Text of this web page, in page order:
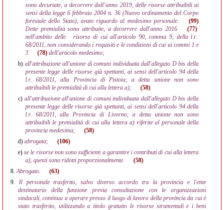
sono decurtate, a decorrere dall’anno 2019, delle risorse attribuibili ai
sensi della legge 6 febbraio 2004 n. 36 (Nuovo ordinamento del Corpo
forestale dello Stato), avuto riguardo al medesimo personale.
(99)
Dette premialità sono attribuite, a decorrere dall'anno 2016
(77)
nell'ambito delle
risorse di cui all'articolo 90, comma 9, della l.r.
68/2011, non considerando i requisiti e le condizioni di cui ai commi 1 e
3
(78) dell'articolo medesimo;
b) all'attribuzione all'unione di comuni individuata dall'allegato D bis della
presente legge delle risorse già spettanti, ai sensi dell'articolo 94 della
l.r. 68/2011, alla Provincia di Pistoia; a detta unione non sono
attribuibili le premialità di cui alla lettera a);
(58)
c) all'attribuzione all'unione di comuni individuata dall'allegato D bis della
presente legge delle risorse già spettanti, ai sensi dell'articolo 94 della
l.r. 68/2011, alla Provincia di Livorno; a detta unione non sono
attribuibili le premialità di cui alla lettera a) riferite al personale della
provincia medesima;
(58)
d) abrogata;
(106)
e)se le risorse non sono sufficienti a garantire i contributi di cui alla lettera
a), questi sono ridotti proporzionalmente.
(58)
8. Abrogato.
(63)
9.
Il personale trasferito, salvo diverso accordo tra la provincia e l'ente
destinatario della funzione previa consultazione con le organizzazioni
sindacali, continua a operare presso il luogo di lavoro della provincia da cui è
stato trasferito, utilizzando a titolo gratuito le risorse strumentali e i beni